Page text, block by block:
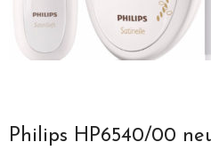
Philips HP6540/00